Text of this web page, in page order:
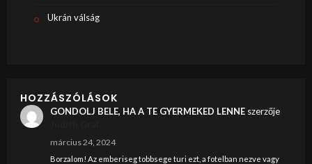
Ukrán válság
HOZZÁSZÓLÁSOK
GONDOLJ BELE, HA A TE GYERMEKED LENNEszerzője
március 24, 2024
Borzalom! Az emberiseg tobbsege turi ezt, a fotelban nezve vagy